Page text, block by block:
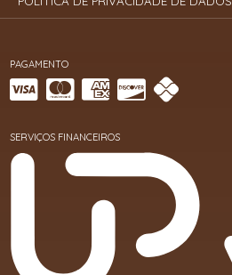
PAGAMENTO
SERVIÇOS FINANCEIROS